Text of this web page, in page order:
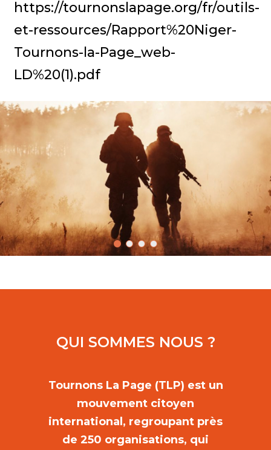
https://tournonslapage.org/fr/outils-
et-ressources/Rapport%20Niger-
Tournons-la-Page_web-
LD%20(1).pdf
QUI SOMMES NOUS ?
Tournons La Page (TLP) est un
mouvement citoyen
international, regroupant près
de 250 organisations, qui